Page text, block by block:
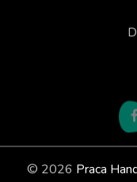
© 2026 Praca